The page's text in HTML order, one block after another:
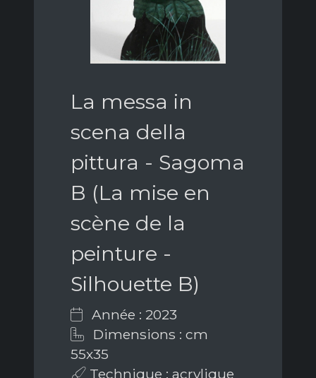
La messa in
scena della
pittura - Sagoma
B (La mise en
scène de la
peinture -
Silhouette B)
Année : 2023
Dimensions : cm
55x35
Technique : acrylique